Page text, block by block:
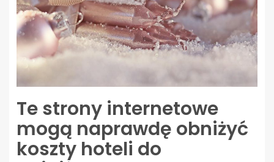
Te strony internetowe
mogą naprawdę obniżyć
koszty hoteli do